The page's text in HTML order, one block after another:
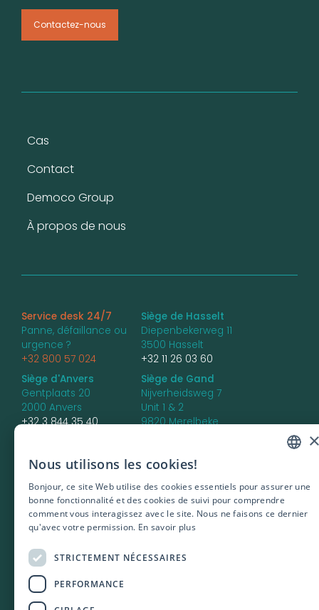
Pied de page
Cas
Contact
Democo Group
À propos de nous
Service desk 24/7
Panne, défaillance ou
urgence ?
+32 800 57 024
Siège de Hasselt
Diepenbekerweg 11
3500 Hasselt
+32 11 26 03 60
Siège d'Anvers
Gentplaats 20
2000 Anvers
+32 3 844 35 40
Siège de Gand
Nijverheidsweg 7
Unit 1 & 2
9820 Merelbeke
Siège de Bruges
Dirk Martensstraat 4 -
unit 7
8200 Bruges
Contactez-nous
ENGLISH
FRENCH
Nous utilisons les cookies!
Bonjour, ce site Web utilise des cookies essentiels pour assurer une
bonne fonctionnalité et des cookies de suivi pour comprendre
comment vous interagissez avec le site. Nous ne faisons ce dernier
qu'avec votre permission. En savoir plus
STRICTEMENT NÉCESSAIRES
PERFORMANCE